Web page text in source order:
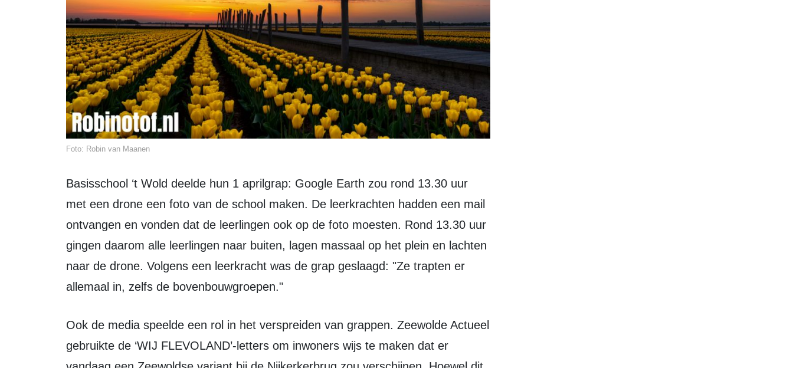
Foto: Robin van Maanen
Basisschool ‘t Wold deelde hun 1 aprilgrap: Google Earth zou rond 13.30 uur
met een drone een foto van de school maken. De leerkrachten hadden een mail
ontvangen en vonden dat de leerlingen ook op de foto moesten. Rond 13.30 uur
gingen daarom alle leerlingen naar buiten, lagen massaal op het plein en lachten
naar de drone. Volgens een leerkracht was de grap geslaagd: "Ze trapten er
allemaal in, zelfs de bovenbouwgroepen."
Ook de media speelde een rol in het verspreiden van grappen. Zeewolde Actueel
gebruikte de ‘WIJ FLEVOLAND’-letters om inwoners wijs te maken dat er